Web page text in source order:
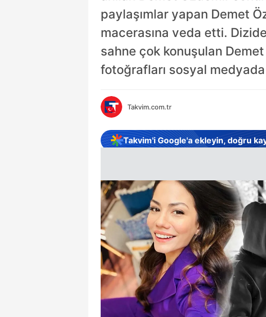
paylaşımlar yapan Demet
macerasına veda etti.
sahne çok konuşulan
fotoğrafları sosyal medyada
Takvim.com.tr
Takvim'i Google'a ekleyin, doğru